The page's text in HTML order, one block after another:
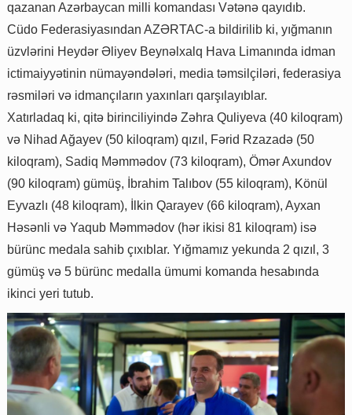
qazanan Azərbaycan milli komandası Vətənə qayıdıb.
Cüdo Federasiyasından AZƏRTAC-a bildirilib ki, yığmanın
üzvlərini Heydər Əliyev Beynəlxalq Hava Limanında idman
ictimaiyyətinin nümayəndələri, media təmsilçiləri, federasiya
rəsmiləri və idmançıların yaxınları qarşılayıblar.
Xatırladaq ki, qitə birinciliyində Zəhra Quliyeva (40 kiloqram)
və Nihad Ağayev (50 kiloqram) qızıl, Fərid Rzazadə (50
kiloqram), Sadiq Məmmədov (73 kiloqram), Ömər Axundov
(90 kiloqram) gümüş, İbrahim Talıbov (55 kiloqram), Könül
Eyvazlı (48 kiloqram), İlkin Qarayev (66 kiloqram), Ayxan
Həsənli və Yaqub Məmmədov (hər ikisi 81 kiloqram) isə
bürünc medala sahib çıxıblar. Yığmamız yekunda 2 qızıl, 3
gümüş və 5 bürünc medalla ümumi komanda hesabında
ikinci yeri tutub.